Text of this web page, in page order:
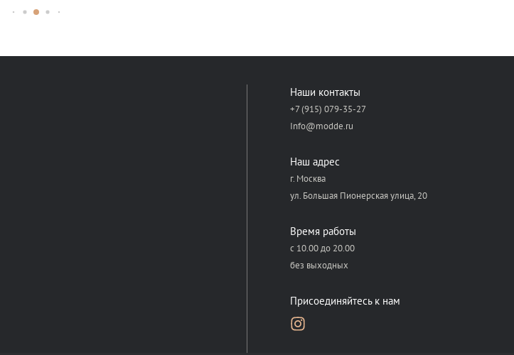
Наши контакты
+7 (915) 079-35-27
Info@modde.ru
Наш адрес
г. Москва
ул. Большая Пионерская улица, 20
Время работы
с 10.00 до 20.00
без выходных
Присоединяйтесь к нам